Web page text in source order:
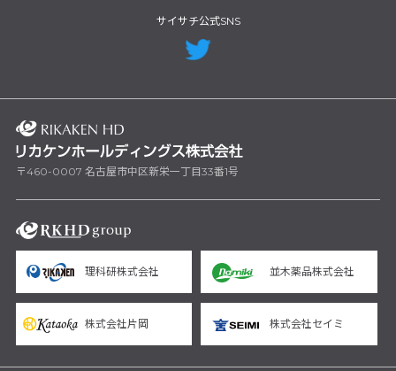
サイサチ公式SNS
〒460-0007 名古屋市中区新栄一丁目33番1号
理科研株式会社 並木薬品株式会社
株式会社片岡 株式会社セイミ